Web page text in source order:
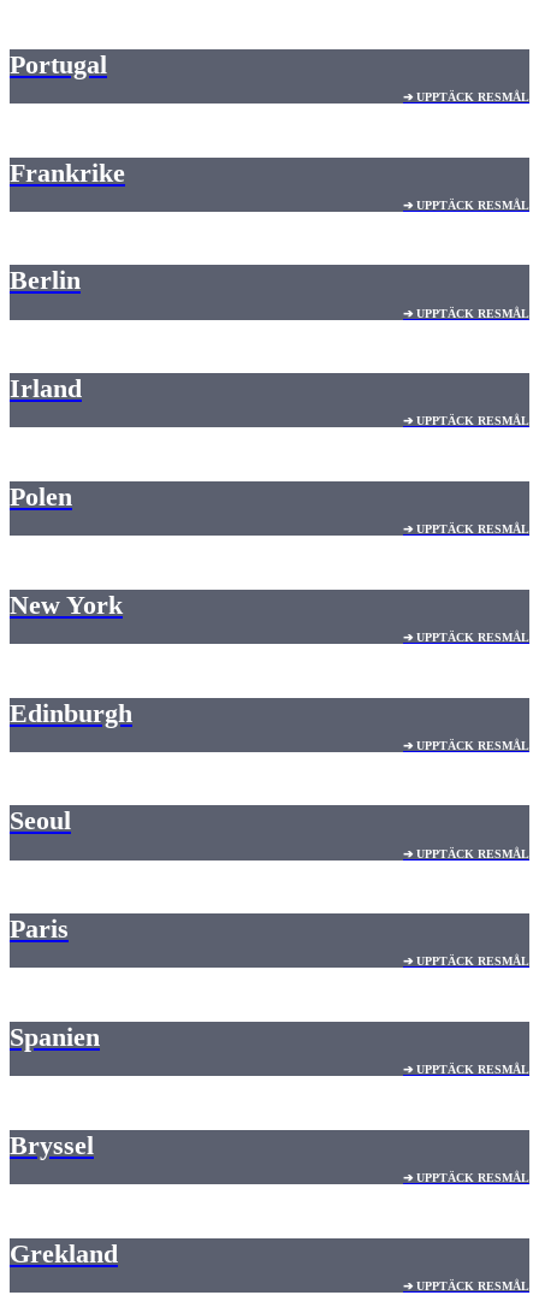
Portugal
➔ UPPTÄCK RESMÅL
Frankrike
➔ UPPTÄCK RESMÅL
Berlin
➔ UPPTÄCK RESMÅL
Irland
➔ UPPTÄCK RESMÅL
Polen
➔ UPPTÄCK RESMÅL
New York
➔ UPPTÄCK RESMÅL
Edinburgh
➔ UPPTÄCK RESMÅL
Seoul
➔ UPPTÄCK RESMÅL
Paris
➔ UPPTÄCK RESMÅL
Spanien
➔ UPPTÄCK RESMÅL
Bryssel
➔ UPPTÄCK RESMÅL
Grekland
➔ UPPTÄCK RESMÅL